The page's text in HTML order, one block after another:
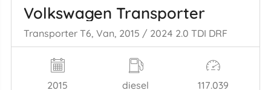
Volkswagen Transporter
Transporter T6, Van, 2015 / 2024 2.0 TDI DRF
2015 diesel 117.039